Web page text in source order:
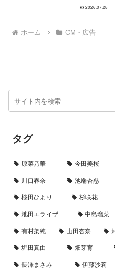
が約80℃に達することや、
構造」による"夏断熱"の仕組みを
分かりやすく紹介しています。
2026.07.28
ホーム CM・広告
タグ
原菜乃華 今田美桜
川口春奈
池端杏慈
桜田ひより
杉咲花
池田エライザ
中島瑠菜
有村架純
山田杏奈
堀田真由
畑芽育
長澤まさみ
伊藤沙莉